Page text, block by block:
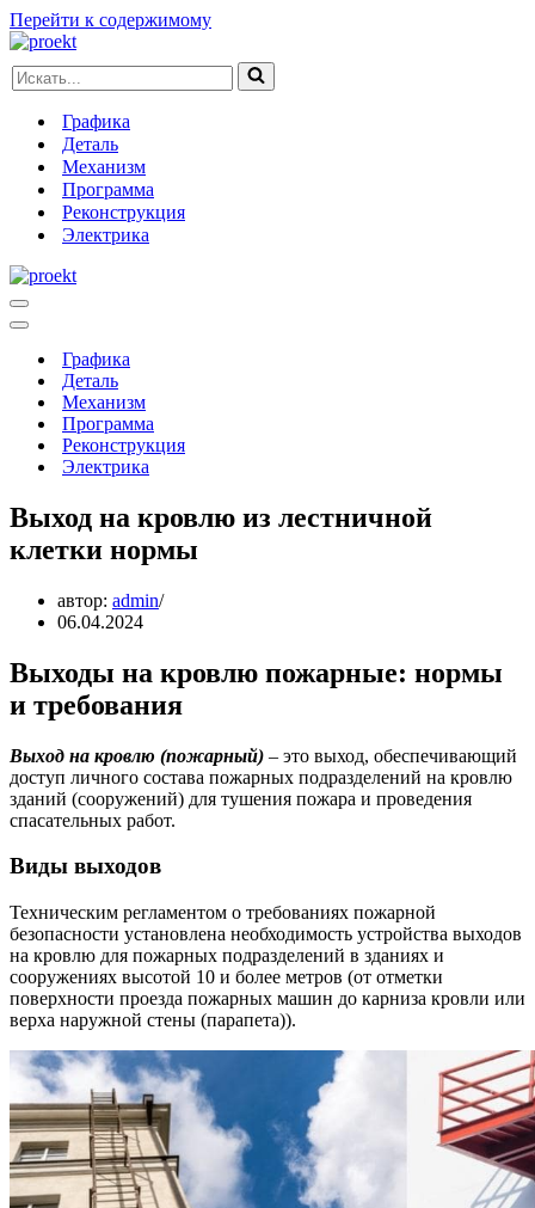
Перейти к содержимому
Искать...
Графика
Деталь
Механизм
Программа
Реконструкция
Электрика
Меню
навигации
Меню
навигацииГрафика
Деталь
Механизм
Программа
Реконструкция
Электрика
Выход на кровлю из лестничной
клетки нормы
автор: admin
06.04.2024
Выходы на кровлю пожарные: нормы
и требования
Выход на кровлю (пожарный) – это выход, обеспечивающий
доступ личного состава пожарных подразделений на кровлю
зданий (сооружений) для тушения пожара и проведения
спасательных работ.
Виды выходов
Техническим регламентом о требованиях пожарной
безопасности установлена необходимость устройства выходов
на кровлю для пожарных подразделений в зданиях и
сооружениях высотой 10 и более метров (от отметки
поверхности проезда пожарных машин до карниза кровли или
верха наружной стены (парапета)).